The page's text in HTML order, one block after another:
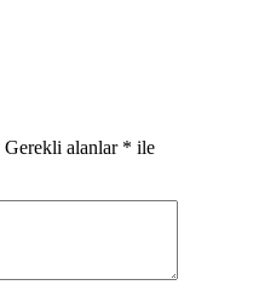
Gerekli alanlar * ile